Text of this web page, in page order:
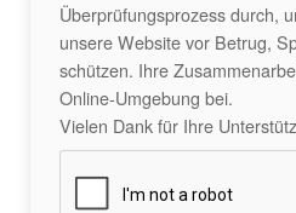
Überprüfungsprozess durch,
unsere Website vor Betrug,
schützen. Ihre
Online-Umgebung bei.
Vielen Dank für Ihre